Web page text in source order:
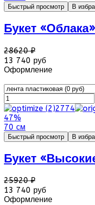
Быстрый просмотр В
Букет «Облака»
28620 ₽
13 740 руб
Оформление
47%
70 см
Быстрый просмотр В
Букет
25920 ₽
13 740 руб
Оформление